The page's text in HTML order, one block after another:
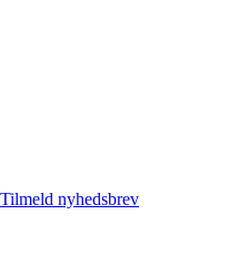
Tilmeld nyhedsbrev